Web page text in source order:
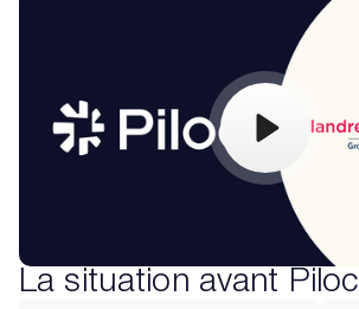
La situation avant Piloc